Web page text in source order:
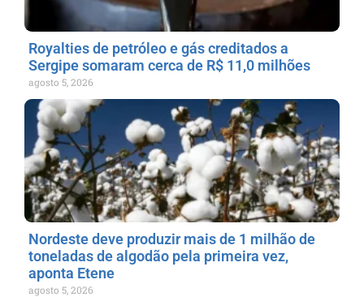
Royalties de petróleo e gás creditados a
Sergipe somaram cerca de R$ 11,0 milhões
agosto 5, 2026
Nordeste deve produzir mais de 1 milhão de
toneladas de algodão pela primeira vez,
aponta Etene
agosto 5, 2026